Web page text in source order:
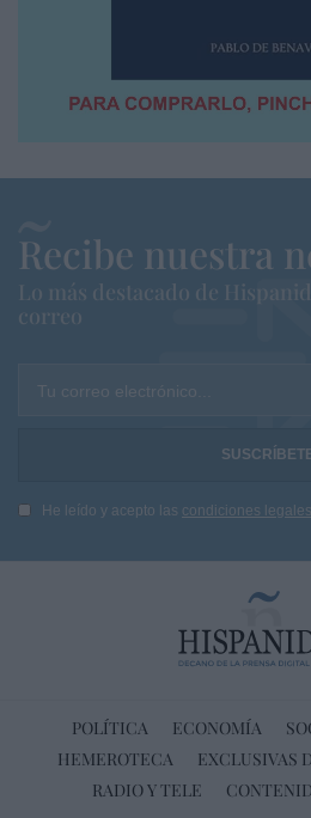
Recibe nuestra
Lo más destacado de
correo
Tu correo electrónico...
He leído y acepto las condiciones legales
POLÍTICA ECONOMÍA
HEMEROTECA
EXCLUSIVAS
RADIO Y TELE